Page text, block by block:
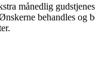
månedlig
behandles og